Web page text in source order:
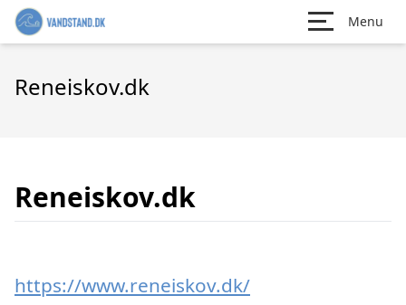
Menu
Reneiskov.dk
Reneiskov.dk
https://www.reneiskov.dk/